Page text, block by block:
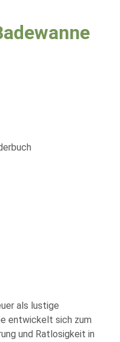
als lustige
entwickelt sich zum
und Ratlosigkeit in